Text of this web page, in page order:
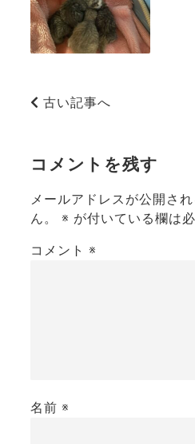
古い記事へ
コメントを残す
メールアドレスが公開さ
ん。
※ が付いている欄は
コメント※
名前※